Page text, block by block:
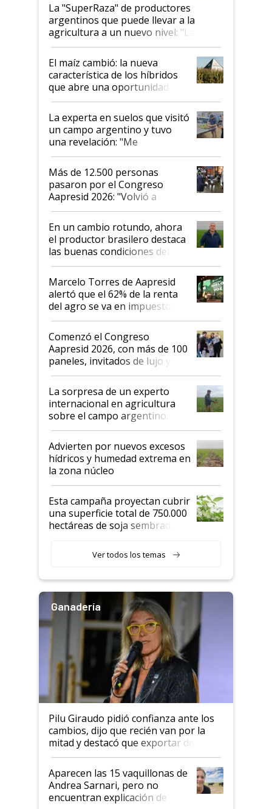
La "SuperRaza" de productores
argentinos que puede llevar a la
agricultura a un nuevo nivel: "Las
posibilidades de crecimiento son
infinitas"
El maíz cambió: la nueva
característica de los híbridos
que abre una oportunidad en
el lote
La experta en suelos que visitó
un campo argentino y tuvo
una revelación: "Me
impresionó mucho"
Más de 12.500 personas
pasaron por el Congreso
Aapresid 2026: "Volvió a
demostrar que hablar del
suelo es hablar de todo el
sistema productivo"
En un cambio rotundo, ahora
el productor brasilero destaca
las buenas condiciones del
agro argentino para invertir:
"Los veo más motivados"
Marcelo Torres de Aapresid
alertó que el 62% de la renta
del agro se va en impuestos:
"No es bueno que en
Argentina se sigan discutiendo
las mismas cosas de hace 50
años"
Comenzó el Congreso
Aapresid 2026, con más de 100
paneles, invitados de lujo y
todas las tendencias
La sorpresa de un experto
internacional en agricultura
sobre el campo argentino:
"Estoy muy impresionado"
Advierten por nuevos excesos
hídricos y humedad extrema en
la zona núcleo
Esta campaña proyectan cubrir
una superficie total de 750.000
hectáreas de soja sembradas
variedades que marcan un
salto tecnológico en genética y
Ver todos los temas
Ganadería
Pilu Giraudo pidió confianza ante los
cambios, dijo que recién van por la
mitad y destacó que exportar dejó de
ser "para unos pocos": "Tenemos un
mandato muy claro del gobierno
nacional"
Aparecen las 15 vaquillonas de
Andrea Sarnari, pero no
encuentran explicación de